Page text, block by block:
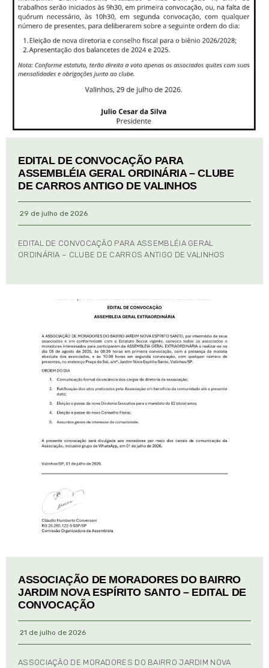
EDITAL DE CONVOCAÇÃO PARA
ASSEMBLÉIA GERAL ORDINÁRIA – CLUBE
DE CARROS ANTIGO DE VALINHOS
29 de julho de 2026
EDITAL DE CONVOCAÇÃO PARA ASSEMBLÉIA GERAL
ORDINÁRIA – CLUBE DE CARROS ANTIGO DE VALINHOS
ASSOCIAÇÃO DE MORADORES DO BAIRRO
JARDIM NOVA ESPÍRITO SANTO – EDITAL DE
CONVOCAÇÃO
21 de julho de 2026
ASSOCIAÇÃO DE MORADORES DO BAIRRO JARDIM NOVA